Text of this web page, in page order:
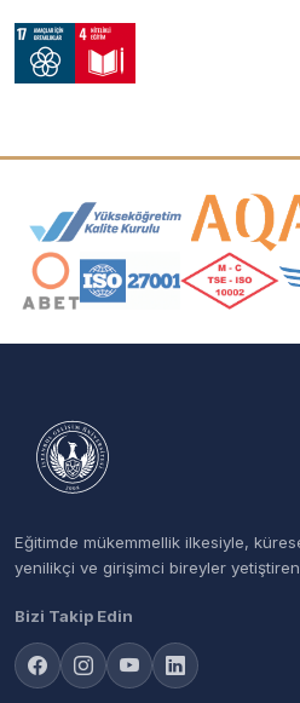
Akreditasyon ve
Eğitimde mükemmellik ilkesiyle,
yenilikçi ve girişimci bireyler
Bizi Takip Edin